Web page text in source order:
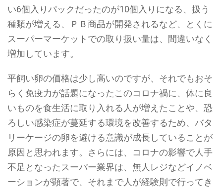
い6個入りパックだったのが10個入りになる、扱う
種類が増える、ＰＢ商品が開発されるなど、とくに
スーパーマーケットでの取り扱い量は、間違いなく
増加しています。
平飼い卵の価格は少し高いのですが、それでもおそ
らく免疫力が話題になったこのコロナ禍に、体に良
いものを食生活に取り入れる人が増えたことや、恐
ろしい感染症が蔓延する環境を改善するため、バタ
リーケージの卵を避ける意識が成長していることが
原因と思われます。さらには、コロナの影響で人手
不足となったスーパー業界は、無人レジなどイノベ
ーションが顕著で、それまで人が経験則で行ってき